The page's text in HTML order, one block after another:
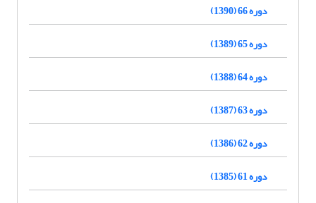
دوره 66 (1390)
دوره 65 (1389)
دوره 64 (1388)
دوره 63 (1387)
دوره 62 (1386)
دوره 61 (1385)